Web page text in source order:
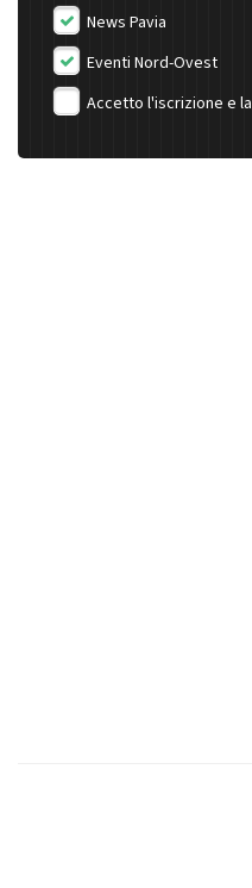
News Pavia
Eventi Nord-Ovest
Accetto l'iscrizione e la